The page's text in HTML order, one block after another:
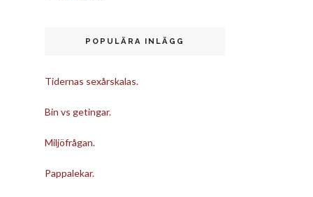
POPULÄRA INLÄGG
Tidernas sexårskalas.
Bin vs getingar.
Miljöfrågan.
Pappalekar.